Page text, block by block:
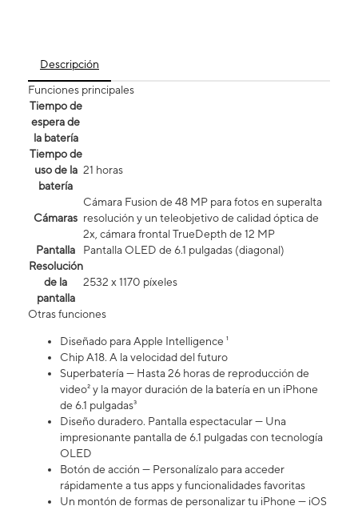
Descripción
Funciones principales
Tiempo de
espera de
la batería
Tiempo de
uso de la
batería
21 horas
Cámaras
Cámara Fusion de 48 MP para fotos en superalta
resolución y un teleobjetivo de calidad óptica de
2x, cámara frontal TrueDepth de 12 MP
Pantalla
Pantalla OLED de 6.1 pulgadas (diagonal)
Resolución
de la
pantalla
2532 x 1170 píxeles
Otras funciones
Diseñado para Apple Intelligence ¹
Chip A18. A la velocidad del futuro
Superbatería — Hasta 26 horas de reproducción de
video² y la mayor duración de la batería en un iPhone
de 6.1 pulgadas³
Diseño duradero. Pantalla espectacular — Una
impresionante pantalla de 6.1 pulgadas con tecnología
OLED
Botón de acción — Personalízalo para acceder
rápidamente a tus apps y funcionalidades favoritas
Un montón de formas de personalizar tu iPhone — iOS